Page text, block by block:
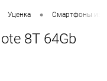
Уценка • Смартфоны из
8T 64Gb